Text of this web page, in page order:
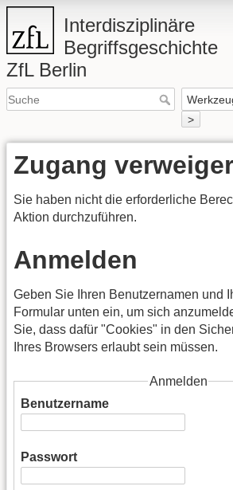
Interdisziplinäre
Begriffsgeschichte
ZfL Berlin
>
Zugang
Sie haben nicht die erforderliche
Aktion durchzuführen.
Anmelden
Geben Sie Ihren Benutzernamen und
Formular unten ein, um sich
Sie, dass dafür "Cookies" in den
Ihres Browsers erlaubt sein müssen.
Anmelden
Benutzername
Passwort